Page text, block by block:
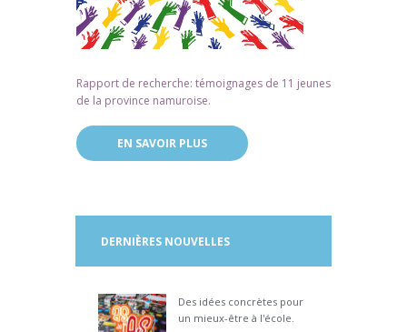
Rapport de recherche: témoignages de 11 jeunes
de la province namuroise.
EN SAVOIR PLUS
DERNIÈRES NOUVELLES
Des idées concrètes pour
un mieux-être à l'école.